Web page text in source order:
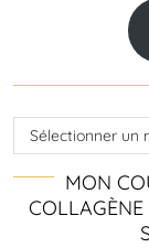
Archives
MON